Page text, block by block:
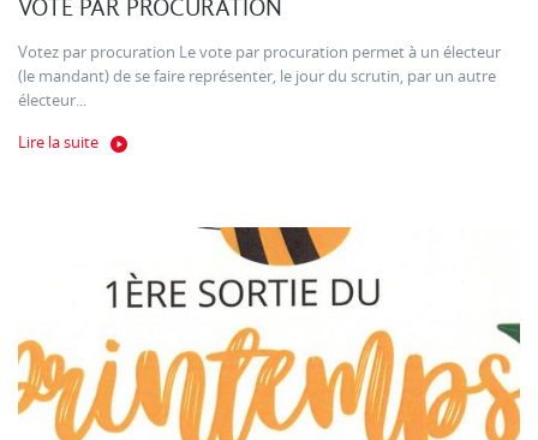
VOTE PAR PROCURATION
Votez par procuration Le vote par procuration permet à un électeur
(le mandant) de se faire représenter, le jour du scrutin, par un autre
électeur...
Lire la suite